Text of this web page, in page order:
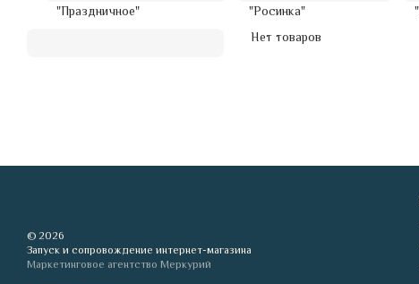
Нет товаров
© 2026
Запуск и сопровождение интернет-магазина
Маркетинговое агентство Меркурий